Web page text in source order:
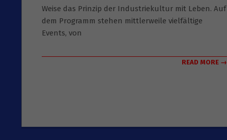
Weise das Prinzip der Industriekultur mit Leben. Auf
dem Programm stehen mittlerweile vielfältige
Events, von
READ MORE →